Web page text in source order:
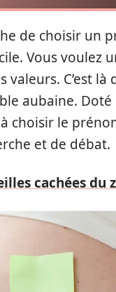
de choisir un
Vous voulez
C’est là
aubaine.
choisir le
et de débat.
cachées du